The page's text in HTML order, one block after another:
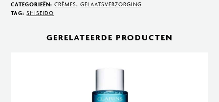
Cream
CATEGORIEËN:CRÈMES,GELAATSVERZORGING
TAG:SHISEIDO
GERELATEERDE PRODUCTEN